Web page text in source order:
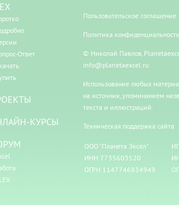
Ответ
КУРСЫ
Пользовательское соглашение
Политика конфиденциальности
© Николай Павлов,
info@planetaexcel.ru
Использование любых
на источник, упоминанием
текста и иллюстраций.
Техническая поддержка сайта
ООО "Планета Эксел"
ИНН 7735603520
ОГРН 1147746834949
ИП
ИНН